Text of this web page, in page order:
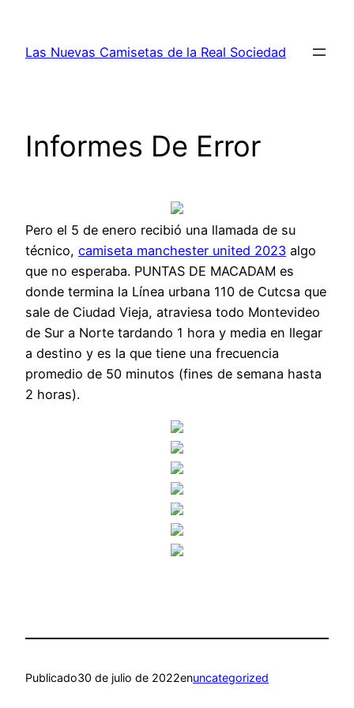
contenido
Las Nuevas Camisetas de la Real Sociedad
Informes De Error
Pero el 5 de enero recibió una llamada de su
técnico, camiseta manchester united 2023 algo
que no esperaba. PUNTAS DE MACADAM es
donde termina la Línea urbana 110 de Cutcsa que
sale de Ciudad Vieja, atraviesa todo Montevideo
de Sur a Norte tardando 1 hora y media en llegar
a destino y es la que tiene una frecuencia
promedio de 50 minutos (fines de semana hasta
2 horas).
Publicado30 de julio de 2022enuncategorized